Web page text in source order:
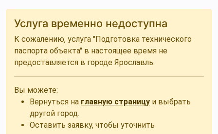
Услуга временно недоступна
К сожалению, услуга "Подготовка технического
паспорта объекта" в настоящее время не
предоставляется в городе Ярославль.
Вы можете:
Вернуться на главную страницу и выбрать
другой город.
Оставить заявку, чтобы уточнить